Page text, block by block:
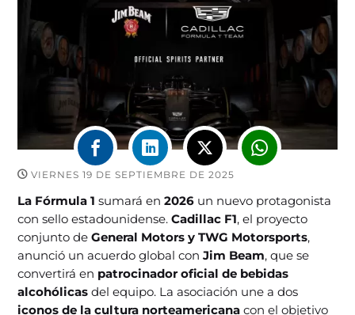
VIERNES 19 DE SEPTIEMBRE DE 2025
La Fórmula 1 sumará en2026 un nuevo protagonista
con sello estadounidense.Cadillac F1, el proyecto
conjunto deGeneral Motors y TWG Motorsports,
anunció un acuerdo global conJim Beam, que se
convertirá en patrocinador oficial de bebidas
alcohólicasdel equipo. La asociación une a dos
iconos de la cultura norteamericana con el objetivo